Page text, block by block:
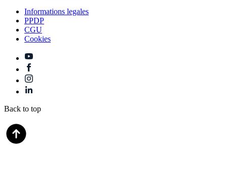
Informations legales
PPDP
CGU
Cookies
Back to top